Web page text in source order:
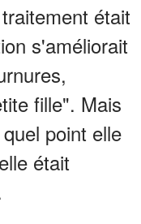
était
s'améliorait
fille". Mais
point elle
était